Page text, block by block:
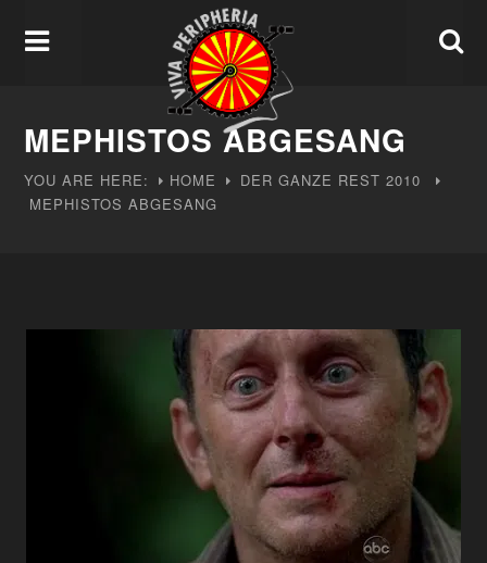
MEPHISTOS ABGESANG
YOU ARE HERE: HOME DER GANZE REST 2010
MEPHISTOS ABGESANG